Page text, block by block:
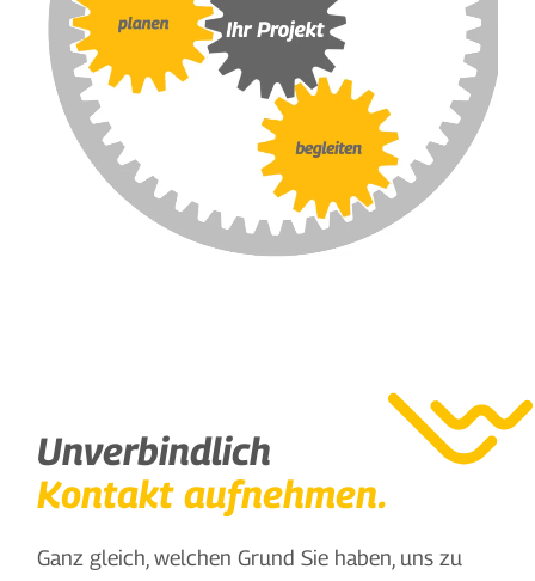
Unverbindlich
Kontakt aufnehmen.
Ganz gleich, welchen Grund Sie haben, uns zu